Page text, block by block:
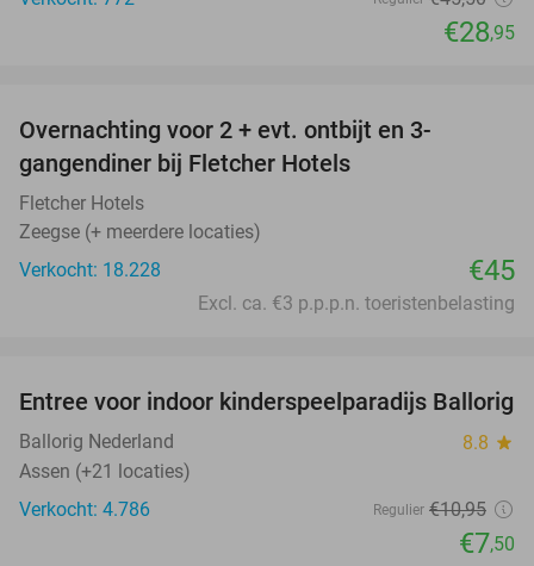
€28,95
Overnachting voor 2 + evt. ontbijt en 3-
gangendiner bij Fletcher Hotels
Fletcher Hotels
Zeegse (+ meerdere locaties)
Verkocht: 18.228
€45
Excl. ca. €3 p.p.p.n. toeristenbelasting
32%
Entree voor indoor kinderspeelparadijs Ballorig
Ballorig Nederland 8.8 star
Assen (+21 locaties)
Verkocht: 4.786
Regulier €10,95
€7,50